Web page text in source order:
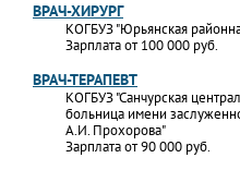
ВРАЧ-ХИРУРГ
КОГБУЗ "Юрьянская
Зарплата от 100 000 руб.
ВРАЧ-ТЕРАПЕВТ
КОГБУЗ "Санчурская
больница имени
А.И. Прохорова"
Зарплата от 90 000 руб.